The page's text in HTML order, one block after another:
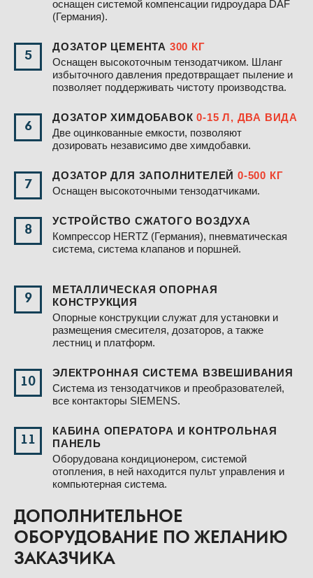
оснащен системой компенсации гидроудара DAF
(Германия).
5
ДОЗАТОР ЦЕМЕНТА 300 КГ
Оснащен высокоточным тензодатчиком. Шланг
избыточного давления предотвращает пыление и
позволяет поддерживать чистоту производства.
6
ДОЗАТОР ХИМДОБАВОК0-15 Л, ДВА ВИДА
Две оцинкованные емкости, позволяют
дозировать независимо две химдобавки.
7
ДОЗАТОР ДЛЯ ЗАПОЛНИТЕЛЕЙ0-500 КГ
Оснащен высокоточными тензодатчиками.
8
УСТРОЙСТВО СЖАТОГО ВОЗДУХА
Компрессор HERTZ (Германия), пневматическая
система, система клапанов и поршней.
9
МЕТАЛЛИЧЕСКАЯ ОПОРНАЯ
КОНСТРУКЦИЯ
Опорные конструкции служат для установки и
размещения смесителя, дозаторов, а также
лестниц и платформ.
10
ЭЛЕКТРОННАЯ СИСТЕМА ВЗВЕШИВАНИЯ
Система из тензодатчиков и преобразователей,
все контакторы SIEMENS.
11
КАБИНА ОПЕРАТОРА И КОНТРОЛЬНАЯ
ПАНЕЛЬ
Оборудована кондиционером, системой
отопления, в ней находится пульт управления и
компьютерная система.
ДОПОЛНИТЕЛЬНОЕ
ОБОРУДОВАНИЕ ПО ЖЕЛАНИЮ
ЗАКАЗЧИКА